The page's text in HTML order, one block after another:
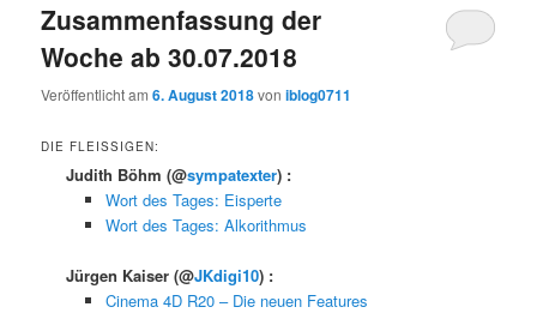
Zusammenfassung der
Woche ab 30.07.2018
Veröffentlicht am6. August 2018voniblog0711
DIE FLEISSIGEN:
Judith Böhm(@sympatexter) :
Wort des Tages: Eisperte
Wort des Tages: Alkorithmus
Jürgen Kaiser(@JKdigi10) :
Cinema 4D R20 – Die neuen Features